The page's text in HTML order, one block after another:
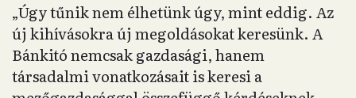
„Úgy tűnik nem élhetünk úgy, mint eddig. Az
új kihívásokra új megoldásokat keresünk. A
Bánkitó nemcsak gazdasági, hanem
társadalmi vonatkozásait is keresi a